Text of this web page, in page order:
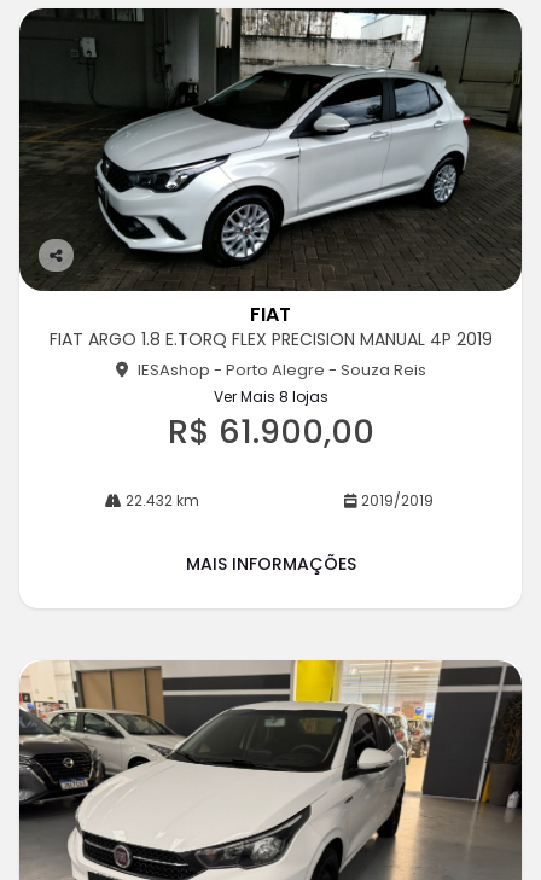
Co
rtil
FIAT
FIAT ARGO 1.8 E.TORQ FLEX PRECISION MANUAL 4P 2019
IESAshop - Porto Alegre - Souza Reis
Ver Mais 8 lojas
R$ 61.900,00
22.432 km 2019/2019
MAIS INFORMAÇÕES